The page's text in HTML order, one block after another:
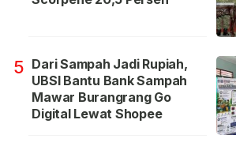
5 Dari Sampah Jadi Rupiah,
UBSI Bantu Bank Sampah
Mawar Burangrang Go
Digital Lewat Shopee